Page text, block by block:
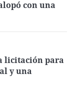
con una
licitación para
y una